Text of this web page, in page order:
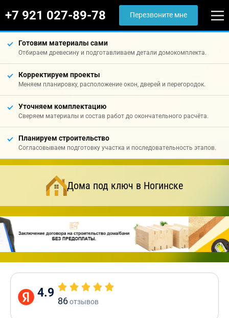
+7 921 027-89-78 Перезвоните мне
Готовим материалы сами
Отбираем древесину и подготавливаем детали домокомплекта.
Корректируем проекты
Меняем планировку, расположение окон, дверей и перегородок.
Уточняем комплектацию
Сверяем материалы и состав работ до окончательного расчёта.
Планируем строительство
Согласовываем подготовку участка и последовательность этапов.
Дома под ключ в Ногинске
4.9
86отзывов